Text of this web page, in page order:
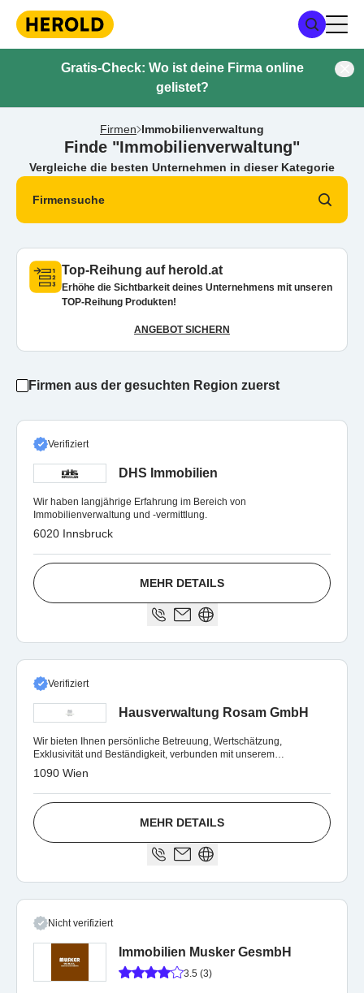
Gratis-Check: Wo ist deine Firma online
gelistet?
Firmen Immobilienverwaltung
Finde "Immobilienverwaltung"
Vergleiche die besten Unternehmen in dieser Kategorie
Firmensuche
Top-Reihung auf herold.at
Erhöhe die Sichtbarkeit deines Unternehmens mit unseren
TOP-Reihung Produkten!
ANGEBOT SICHERN
Firmen aus der gesuchten Region zuerst
Verifiziert
DHS Immobilien
Wir haben langjährige Erfahrung im Bereich von
Immobilienverwaltung und -vermittlung.
6020 Innsbruck
MEHR DETAILS
Verifiziert
Hausverwaltung Rosam GmbH
Wir bieten Ihnen persönliche Betreuung, Wertschätzung,
Exklusivität und Beständigkeit, verbunden mit unserem
maßgeschneiderten Service.
1090 Wien
MEHR DETAILS
Nicht verifiziert
Immobilien Musker GesmbH
3.5 (3)